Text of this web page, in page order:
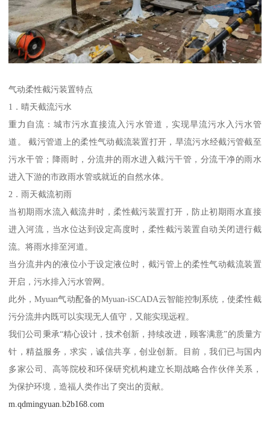
气动柔性截污装置特点
1．晴天截流污水
重力自流：城市污水直接流入污水管道，实现旱流污水入污水管
道。 截污管道上的柔性气动截流装置打开，旱流污水经截污管截至
污水干管；降雨时，分流井的雨水进入截污干管，分流干净的雨水
进入下游的市政雨水管或就近的自然水体。
2．雨天截流初雨
当初期雨水流入截流井时，柔性截污装置打开，防止初期雨水直接
进入河流，当水位达到设定高度时，柔性截污装置自动关闭进行截
流。将雨水排至河道。
当分流井内的液位小于设定液位时，截污管上的柔性气动截流装置
开启，污水排入污水管网。
此外，Myuan气动配备的Myuan-iSCADA云智能控制系统，使柔性截
污分流井内既可以实现无人值守，又能实现远程。
我们公司秉承“精心设计，技术创新，持续改进，顾客满意”的质量方
针，精益服务，求实，诚信共享，创业创新。目前，我们已与国内
多家公司、高等院校和环保研究机构建立长期战略合作伙伴关系，
为保护环境，造福人类作出了突出的贡献。
m.qdmingyuan.b2b168.com